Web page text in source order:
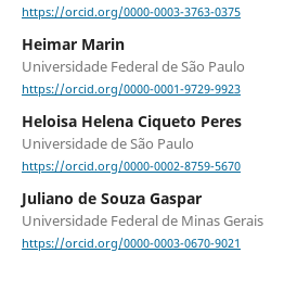
https://orcid.org/0000-0003-3763-0375
Heimar Marin
Universidade Federal de São Paulo
https://orcid.org/0000-0001-9729-9923
Heloisa Helena Ciqueto Peres
Universidade de São Paulo
https://orcid.org/0000-0002-8759-5670
Juliano de Souza Gaspar
Universidade Federal de Minas Gerais
https://orcid.org/0000-0003-0670-9021